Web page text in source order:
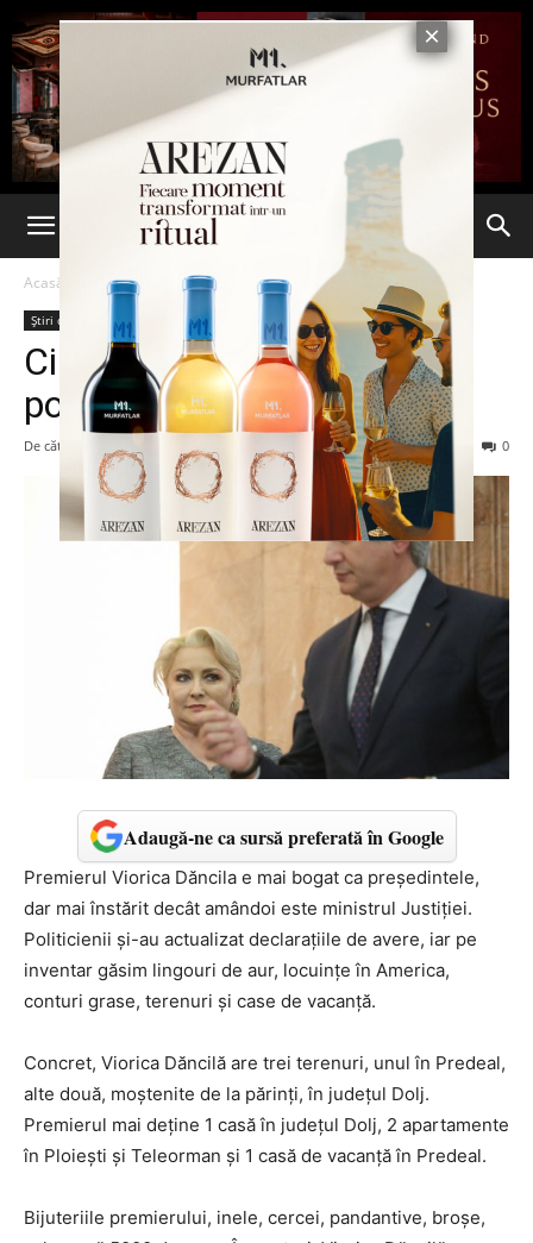
Acasă Știri din România
Știri din România Ultima oră
Cine sunt cei mai bogaţi
politicieni din România
De către - 26 iunie 2019 0
168
Adaugă-ne ca sursă preferată în Google
Premierul Viorica Dăncila e mai bogat ca preşedintele,
dar mai înstărit decât amândoi este ministrul Justiţiei.
Politicienii şi-au actualizat declaraţiile de avere, iar pe
inventar găsim lingouri de aur, locuinţe în America,
conturi grase, terenuri şi case de vacanţă.
Concret, Viorica Dăncilă are trei terenuri, unul în Predeal,
alte două, moştenite de la părinţi, în judeţul Dolj.
Premierul mai deţine 1 casă în judeţul Dolj, 2 apartamente
în Ploieşti şi Teleorman şi 1 casă de vacanţă în Predeal.
Bijuteriile premierului, inele, cercei, pandantive, broşe,